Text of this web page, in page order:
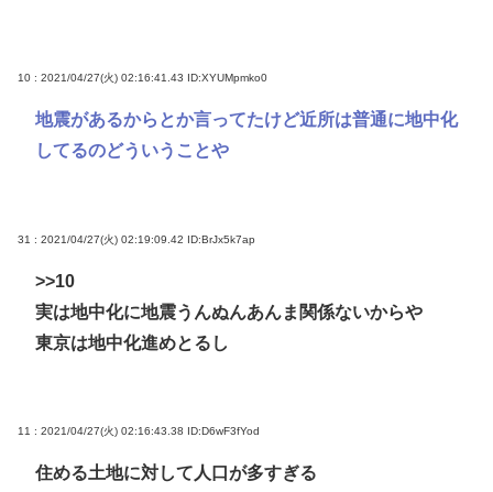
10 : 2021/04/27(火) 02:16:41.43 ID:XYUMpmko0
地震があるからとか言ってたけど近所は普通に地中化
してるのどういうことや
31 : 2021/04/27(火) 02:19:09.42 ID:BrJx5k7ap
>>10
実は地中化に地震うんぬんあんま関係ないからや
東京は地中化進めとるし
11 : 2021/04/27(火) 02:16:43.38 ID:D6wF3fYod
住める土地に対して人口が多すぎる